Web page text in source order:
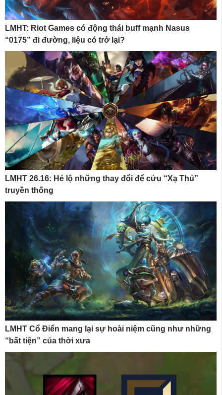
LMHT: Riot Games có động thái buff mạnh Nasus
“0175” đi đường, liệu có trở lại?
LMHT 26.16: Hé lộ những thay đổi để cứu “Xạ Thủ”
truyền thống
LMHT Cổ Điển mang lại sự hoài niệm cũng như những
“bất tiện” của thời xưa